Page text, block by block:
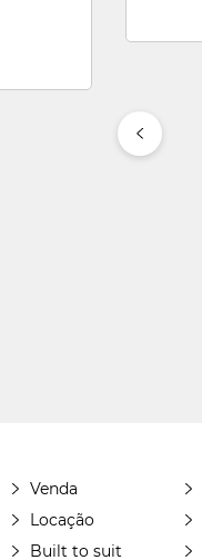
Venda
Locação
Built to suit